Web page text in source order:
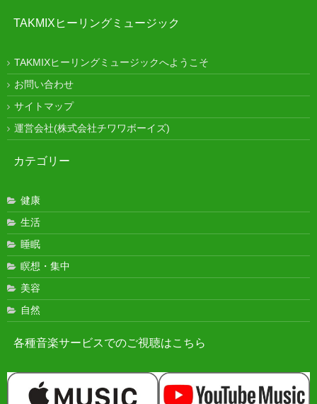
TAKMIXヒーリングミュージック
TAKMIXヒーリングミュージックへようこそ
お問い合わせ
サイトマップ
運営会社(株式会社チワワボーイズ)
カテゴリー
健康
生活
睡眠
瞑想・集中
美容
自然
各種音楽サービスでのご視聴はこちら